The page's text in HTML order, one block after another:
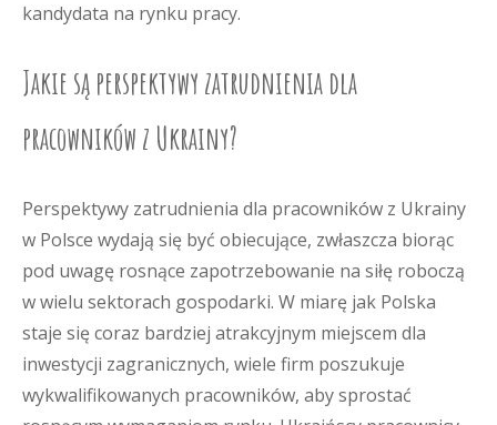
kandydata na rynku pracy.
Jakie są perspektywy zatrudnienia dla
pracowników z Ukrainy?
Perspektywy zatrudnienia dla pracowników z Ukrainy
w Polsce wydają się być obiecujące, zwłaszcza biorąc
pod uwagę rosnące zapotrzebowanie na siłę roboczą
w wielu sektorach gospodarki. W miarę jak Polska
staje się coraz bardziej atrakcyjnym miejscem dla
inwestycji zagranicznych, wiele firm poszukuje
wykwalifikowanych pracowników, aby sprostać